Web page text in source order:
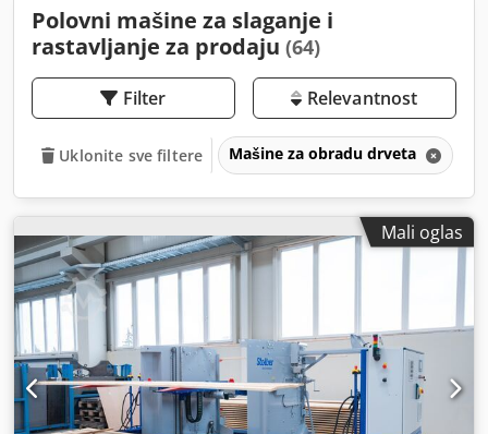
Polovni mašine za slaganje i
rastavljanje za prodaju (64)
Filter Relevantnost
Uklonite sve filtere Mašine za obradu drveta
Mali oglas